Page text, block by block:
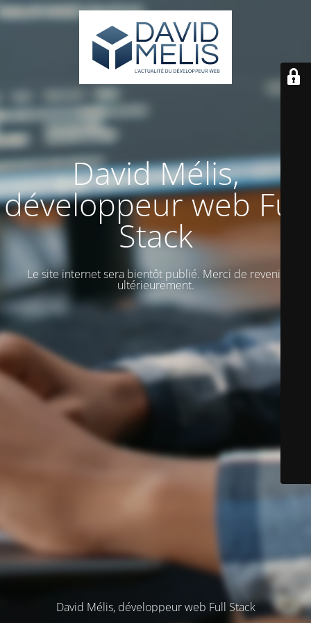
David Mélis,
développeur web Full
Stack
Le site internet sera bientôt publié. Merci de revenir
ultérieurement.
David Mélis, développeur web Full Stack